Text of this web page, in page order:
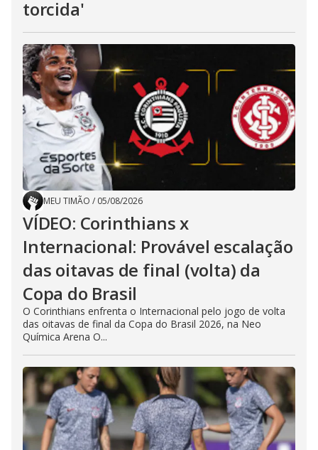
torcida'
MEU TIMÃO / 05/08/2026
VÍDEO: Corinthians x
Internacional: Provável escalação
das oitavas de final (volta) da
Copa do Brasil
O Corinthians enfrenta o Internacional pelo jogo de volta
das oitavas de final da Copa do Brasil 2026, na Neo
Química Arena O...